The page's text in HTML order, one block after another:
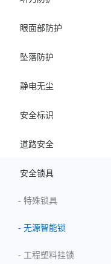
眼面部防护
坠落防护
静电无尘
安全标识
道路安全
安全锁具
- 特殊锁具
- 无源智能锁
- 工程塑料挂锁